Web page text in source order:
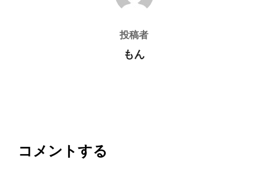
投稿者
もん
コメントする